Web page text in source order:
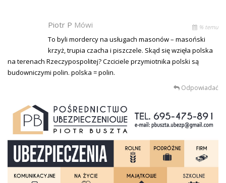
Piotr P Mówi % temu
To byli mordercy na usługach masonów – masoński
krzyż, trupia czacha i piszczele. Skąd się wzięła polska
na terenach Rzeczypospolitej? Czciciele przymiotnika polski są
budowniczymi polin. polska = polin.
Odpowiadać